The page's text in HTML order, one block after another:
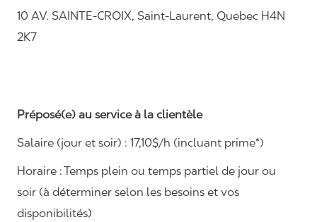
10 AV. SAINTE-CROIX, Saint-Laurent, Quebec H4N
2K7
Préposé(e) au service à la clientèle
Salaire (jour et soir) : 17,10$/h (incluant prime*)
Horaire :Temps plein ou temps partiel de jour ou
soir (à déterminer selon les besoins et vos
disponibilités)